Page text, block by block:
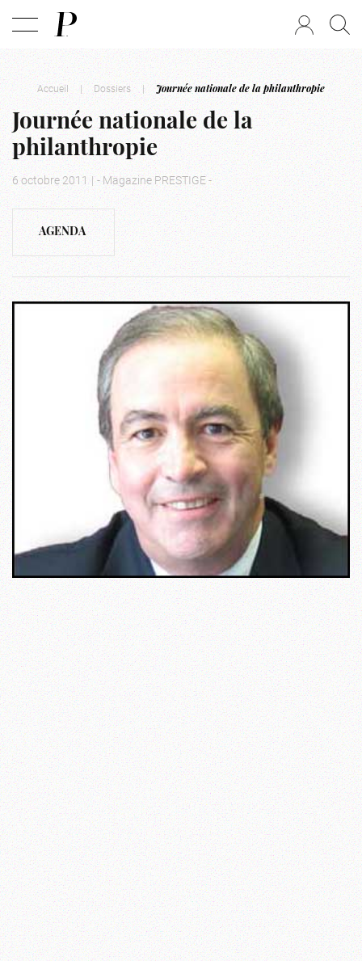
Accueil | Dossiers | Journée nationale de la philanthropie
Journée nationale de la
philanthropie
6 octobre 2011 | - Magazine PRESTIGE -
AGENDA